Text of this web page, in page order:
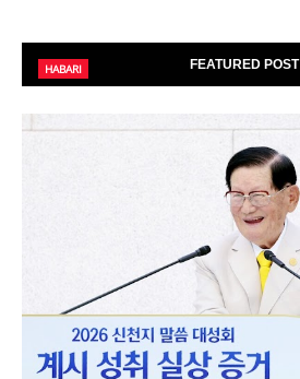
FEATURED POST
HABARI